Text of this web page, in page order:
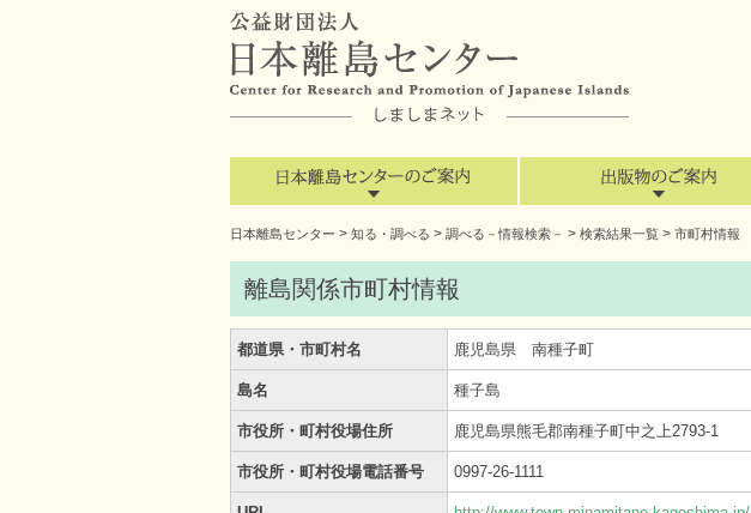
日本離島センター > 知る・調べる > 調べる－情報検索－ > 検索結果一覧 > 市町村情報
離島関係市町村情報
都道県・市町村名 鹿児島県 南種子町
島名 種子島
市役所・町村役場住所 鹿児島県熊毛郡南種子町中之上2793-1
市役所・町村役場電話番号 0997-26-1111